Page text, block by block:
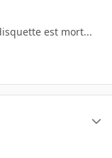
est mort...